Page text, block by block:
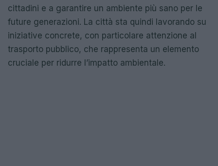
cittadini e a garantire un ambiente più sano per le
future generazioni. La città sta quindi lavorando su
iniziative concrete, con particolare attenzione al
trasporto pubblico, che rappresenta un elemento
cruciale per ridurre l’impatto ambientale.